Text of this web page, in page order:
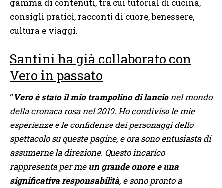
gamma di contenuti, tra cui tutorial di cucina,
consigli pratici, racconti di cuore, benessere,
cultura e viaggi.
Santini ha già collaborato con
Vero in passato
“Vero è stato il mio trampolino di lancionel mondo
della cronaca rosa nel 2010. Ho condiviso le mie
esperienze e le confidenze dei personaggi dello
spettacolo su queste pagine, e ora sono entusiasta di
assumerne la direzione. Questo incarico
rappresenta per me un grande onore e una
significativa responsabilità, e sono pronto a